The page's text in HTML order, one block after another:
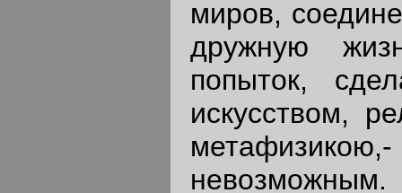
миров,
дружную
попыток,
искусством,